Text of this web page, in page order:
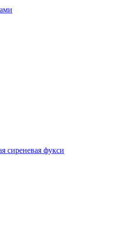
сиреневая фукси